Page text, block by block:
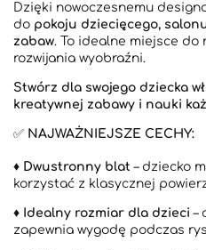
Dzięki nowoczesnemu
do pokoju dziecięcego,
zabaw. To idealne miejsce do
rozwijania wyobraźni.
Stwórz dla swojego dziecka
kreatywnej zabawy i nauki
✅ NAJWAŻNIEJSZE CECHY:
♦️ Dwustronny blat – dziecko
korzystać z klasycznej
♦️ Idealny rozmiar dla dzieci –
zapewnia wygodę podczas